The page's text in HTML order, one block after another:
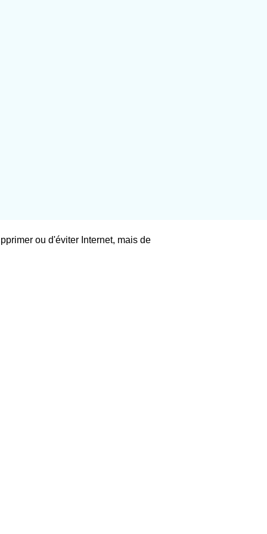
ou d'éviter Internet, mais de